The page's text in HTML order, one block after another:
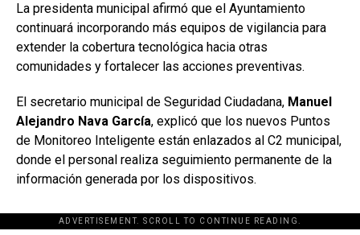
La presidenta municipal afirmó que el Ayuntamiento
continuará incorporando más equipos de vigilancia para
extender la cobertura tecnológica hacia otras
comunidades y fortalecer las acciones preventivas.
El secretario municipal de Seguridad Ciudadana, Manuel
Alejandro Nava García, explicó que los nuevos Puntos
de Monitoreo Inteligente están enlazados al C2 municipal,
donde el personal realiza seguimiento permanente de la
información generada por los dispositivos.
ADVERTISEMENT. SCROLL TO CONTINUE READING.
[adsforwp id="243463"]